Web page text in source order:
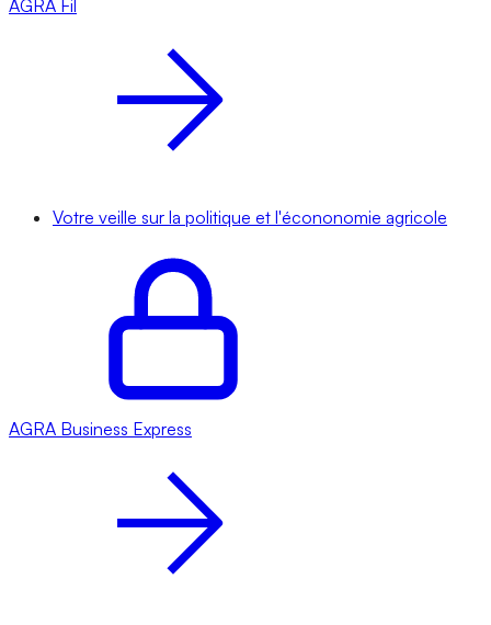
AGRA Fil
Votre veille sur la politique et l'écononomie agricole
AGRA Business Express